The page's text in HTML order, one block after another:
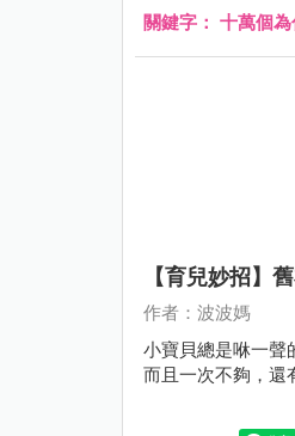
關鍵字： 十萬個
【育兒妙招】
作者：波波媽
小寶貝總是咻一聲
而且一次不夠，還